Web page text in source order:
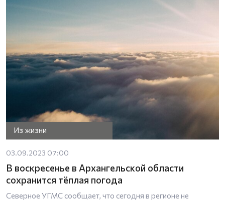
Из жизни
03.09.2023 07:00
В воскресенье в Архангельской области
сохранится тёплая погода
Северное УГМС сообщает, что сегодня в регионе не